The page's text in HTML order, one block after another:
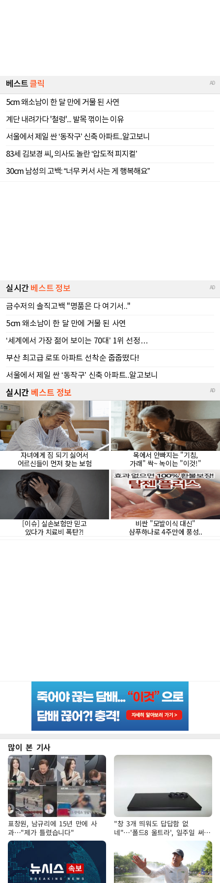
많이 본 기사
표창원, 남규리에 15년 만에 사
과…"제가 틀렸습니다"
"창 3개 띄워도 답답함 없
네"…'폴드8 울트라', 일주일 써보